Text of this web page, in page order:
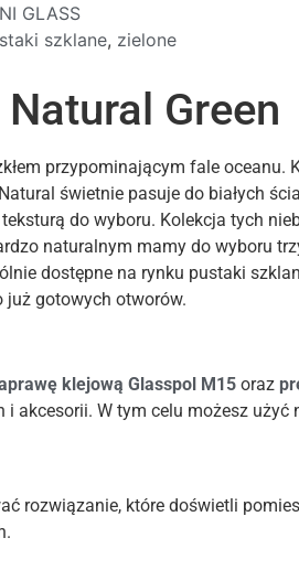
GLASS
szklane, zielone
Green
przypominającym fale oceanu.
świetnie pasuje do białych
do wyboru. Kolekcja tych
naturalnym mamy do wyboru
dostępne na rynku pustaki
już gotowych otworów.
klejową Glasspol M15 oraz
akcesorii. W tym celu możesz użyć
rozwiązanie, które doświetli